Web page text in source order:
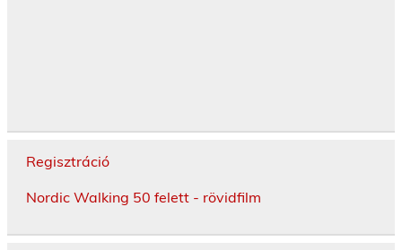
Regisztráció
Nordic Walking 50 felett - rövidfilm